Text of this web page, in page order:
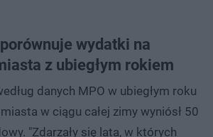
wydatki na
z ubiegłym rokiem
danych MPO w ubiegłym roku
w ciągu całej zimy wyniósł 50
"Zdarzały się lata, w których